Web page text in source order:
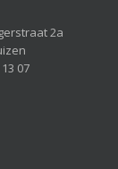
2a
07